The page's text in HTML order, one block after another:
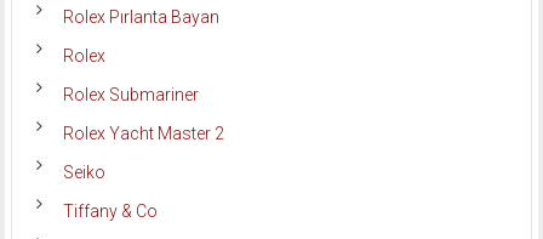
Rolex Pırlanta Bayan
Rolex
Rolex Submariner
Rolex Yacht Master 2
Seiko
Tiffany & Co